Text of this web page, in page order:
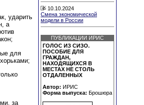
ударить
а
для
за
10.10.2024
Смена экономической
модели в России
ПУБЛИКАЦИИ ИРИС
ГОЛОС ИЗ СИЗО.
ПОСОБИЕ ДЛЯ
ГРАЖДАН,
НАХОДЯЩИХСЯ В
МЕСТАХ НЕ СТОЛЬ
ОТДАЛЕННЫХ
Автор: ИРИС
Форма выпуска: Брошюра